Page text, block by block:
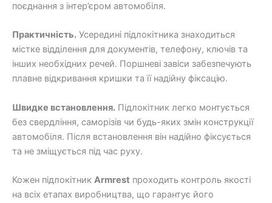
поєднання з інтер’єром автомобіля.
Практичність. Усередині підлокітника знаходиться
містке відділення для документів, телефону, ключів та
інших необхідних речей. Поршневі завіси забезпечують
плавне відкривання кришки та її надійну фіксацію.
Швидке встановлення. Підлокітник легко монтується
без свердління, саморізів чи будь-яких змін конструкції
автомобіля. Після встановлення він надійно фіксується
та не зміщується під час руху.
Кожен підлокітник Armrest проходить контроль якості
на всіх етапах виробництва, що гарантує його